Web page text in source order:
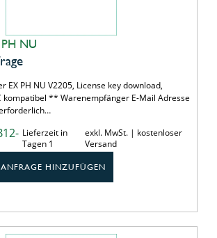
NU
EX PH NU V2205, License key download,
kompatibel ** Warenempfänger E-Mail Adresse
Lieferzeit in
Tagen 1
exkl. MwSt. | kostenloser
Versand
HINZUFÜGEN